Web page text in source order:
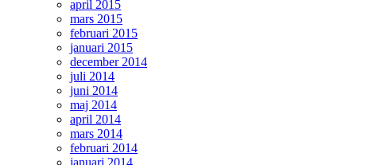
april 2015
mars 2015
februari 2015
januari 2015
december 2014
juli 2014
juni 2014
maj 2014
april 2014
mars 2014
februari 2014
januari 2014